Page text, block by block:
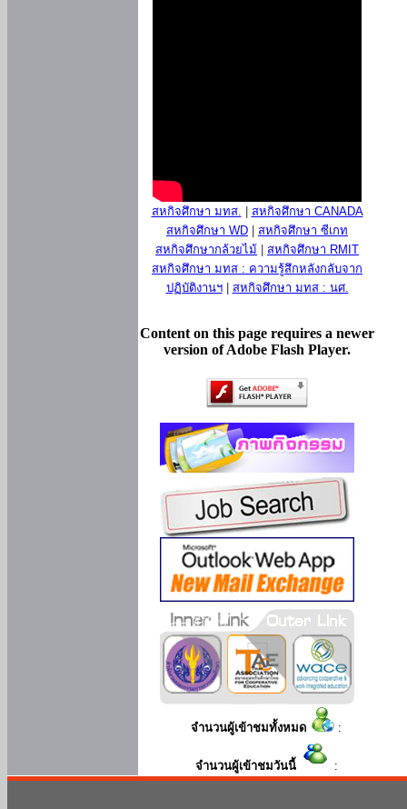
สหกิจศึกษา มทส.
สหกิจศึกษา CANADA
สหกิจศึกษา WD
สหกิจศึกษา ซีเกท
สหกิจศึกษากล้วยไม้
สหกิจศึกษา RMIT
สหกิจศึกษา มทส : ความรู้สึกหลังกลับจาก
ปฏิบัติงานฯ| สหกิจศึกษา มทส : นศ.
Content on this page requires a newer
version of Adobe Flash Player.
จำนวนผู้เข้าชมทั้งหมด :
จำนวนผู้เข้าชมวันนี้ :